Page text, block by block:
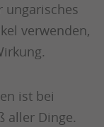
ungarisches
verwenden,
ist bei
aller Dinge.